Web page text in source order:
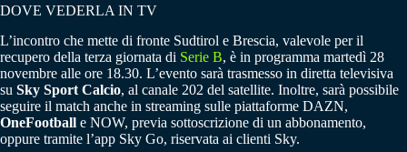
DOVE VEDERLA IN TV
L’incontro che mette di fronte Sudtirol e Brescia, valevole per il
recupero della terza giornata di Serie B, è in programma martedì 28
novembre alle ore 18.30. L’evento sarà trasmesso in diretta televisiva
su Sky Sport Calcio, al canale 202 del satellite. Inoltre, sarà possibile
seguire il match anche in streaming sulle piattaforme DAZN,
OneFootball e NOW, previa sottoscrizione di un abbonamento,
oppure tramite l’app Sky Go, riservata ai clienti Sky.